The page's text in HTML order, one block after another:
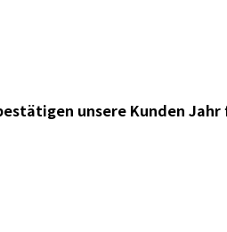
unsere Kunden